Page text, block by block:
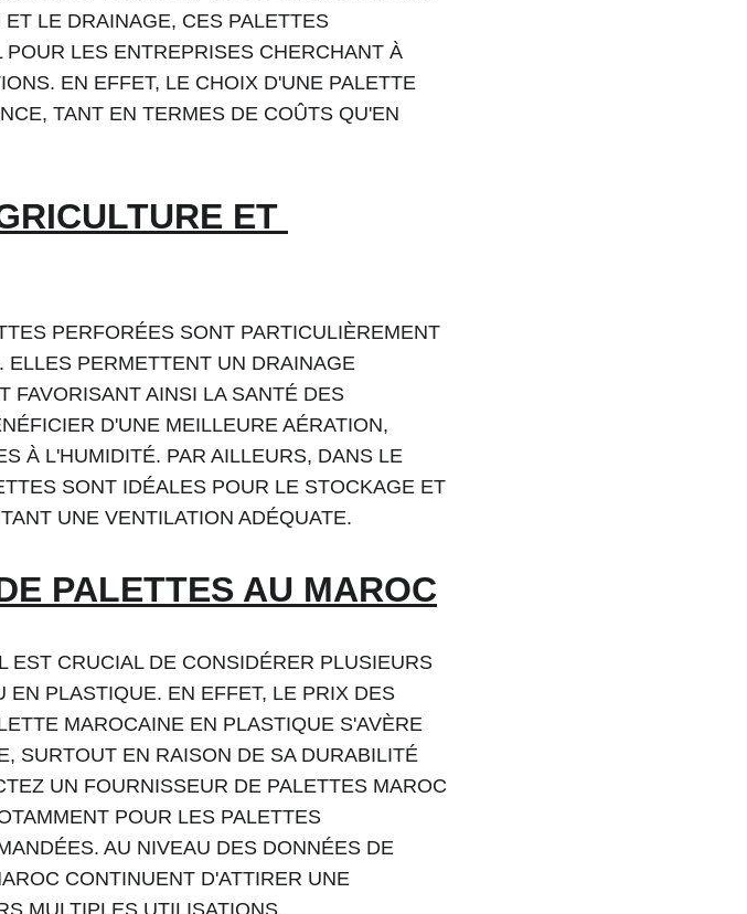
LE DRAINAGE, CES PALETTES
LES ENTREPRISES CHERCHANT À
EN EFFET, LE CHOIX D'UNE PALETTE
TANT EN TERMES DE COÛTS QU'EN
ET
PERFORÉES SONT PARTICULIÈREMENT
PERMETTENT UN DRAINAGE
FAVORISANT AINSI LA SANTÉ DES
D'UNE MEILLEURE AÉRATION,
À L'HUMIDITÉ. PAR AILLEURS, DANS LE
SONT IDÉALES POUR LE STOCKAGE ET
UNE VENTILATION ADÉQUATE.
PALETTES AU MAROC
EST CRUCIAL DE CONSIDÉRER PLUSIEURS
EN PLASTIQUE. EN EFFET, LE PRIX DES
MAROCAINE EN PLASTIQUE S'AVÈRE
SURTOUT EN RAISON DE SA DURABILITÉ
UN FOURNISSEUR DE PALETTES MAROC
POUR LES PALETTES
AU NIVEAU DES DONNÉES DE
CONTINUENT D'ATTIRER UNE
MULTIPLES UTILISATIONS.